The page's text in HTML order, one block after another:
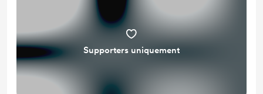
Supporters uniquement